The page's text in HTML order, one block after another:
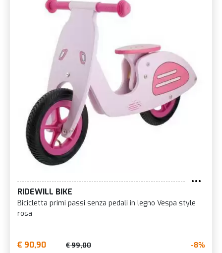
RIDEWILL BIKE
Bicicletta primi passi senza pedali in legno Vespa style
rosa
€ 90,90 € 99,00 -8%